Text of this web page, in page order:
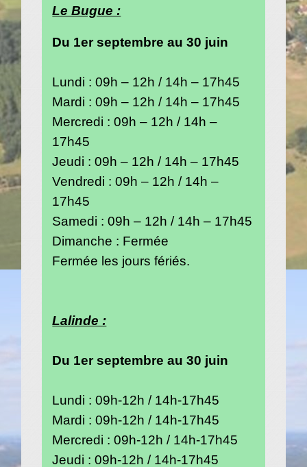
Le Bugue :
Du 1er septembre au 30 juin
Lundi : 09h – 12h / 14h – 17h45
Mardi : 09h – 12h / 14h – 17h45
Mercredi : 09h – 12h / 14h –
17h45
Jeudi : 09h – 12h / 14h – 17h45
Vendredi : 09h – 12h / 14h –
17h45
Samedi : 09h – 12h / 14h – 17h45
Dimanche : Fermée
Fermée les jours fériés.
Lalinde :
Du 1er septembre au 30 juin
Lundi : 09h-12h / 14h-17h45
Mardi : 09h-12h / 14h-17h45
Mercredi : 09h-12h / 14h-17h45
Jeudi : 09h-12h / 14h-17h45